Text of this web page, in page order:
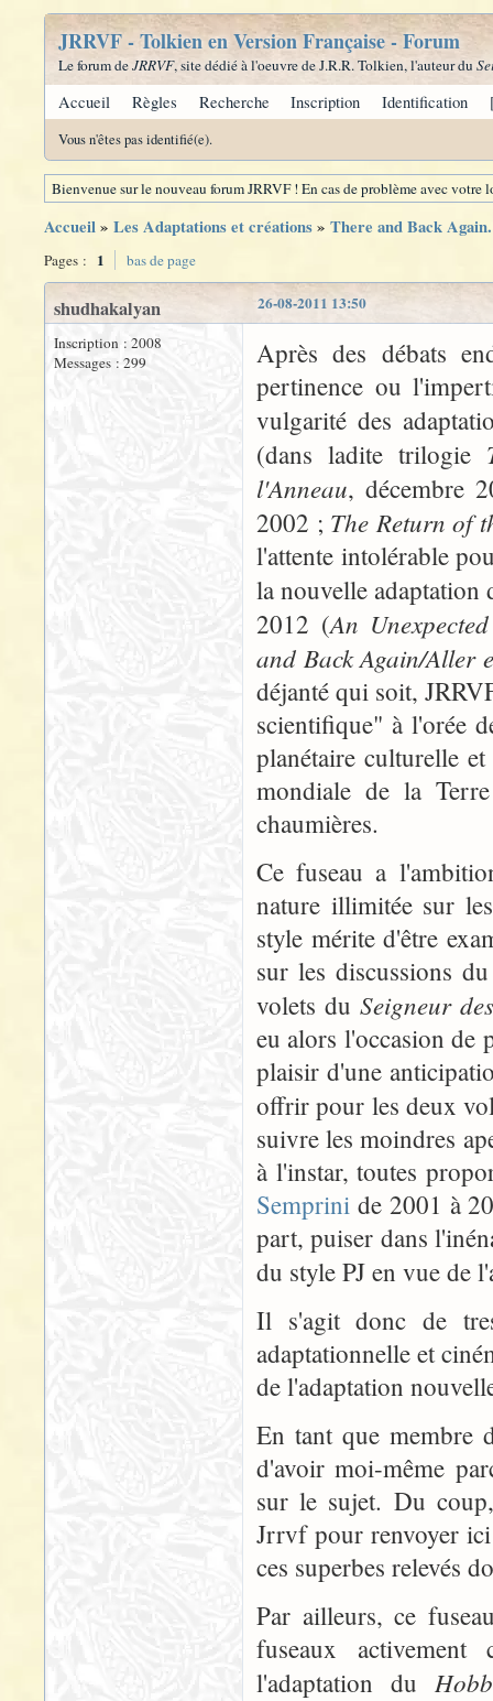
JRRVF - Tolkien en Version Française - Forum
Le forum deJRRVF, site dédié à l'oeuvre de J.R.R. Tolkien, l'auteur du
Accueil Règles Recherche Inscription Identification
Vous n'êtes pas identifié(e).
Bienvenue sur le nouveau forum JRRVF ! En cas de problème avec
Accueil» Les Adaptations et créations» There and Back
Pages : 1 bas de page
26-08-2011 13:50
shudhakalyan
Inscription : 2008
Messages : 299
Après des débats
pertinence ou
vulgarité des
(dans ladite trilogie
l'Anneau, décembre
2002 ; The Return of
l'attente intolérable
la nouvelle
2012 (An
and Back Again/Aller
déjanté qui soit,
scientifique" à l'orée
planétaire culturelle
mondiale de la
chaumières.
Ce fuseau a
nature illimitée sur
style mérite d'être
sur les discussions
volets du Seigneur
eu alors l'occasion de
plaisir d'une
offrir pour les deux
suivre les moindres
à l'instar, toutes
Semprini de 2001 à
part, puiser dans
du style PJ en vue de
Il s'agit donc de
adaptationnelle et
de l'adaptation
En tant que membre
d'avoir moi-même
sur le sujet. Du
Jrrvf pour renvoyer
ces superbes relevés
Par ailleurs, ce
fuseaux activement
l'adaptation du